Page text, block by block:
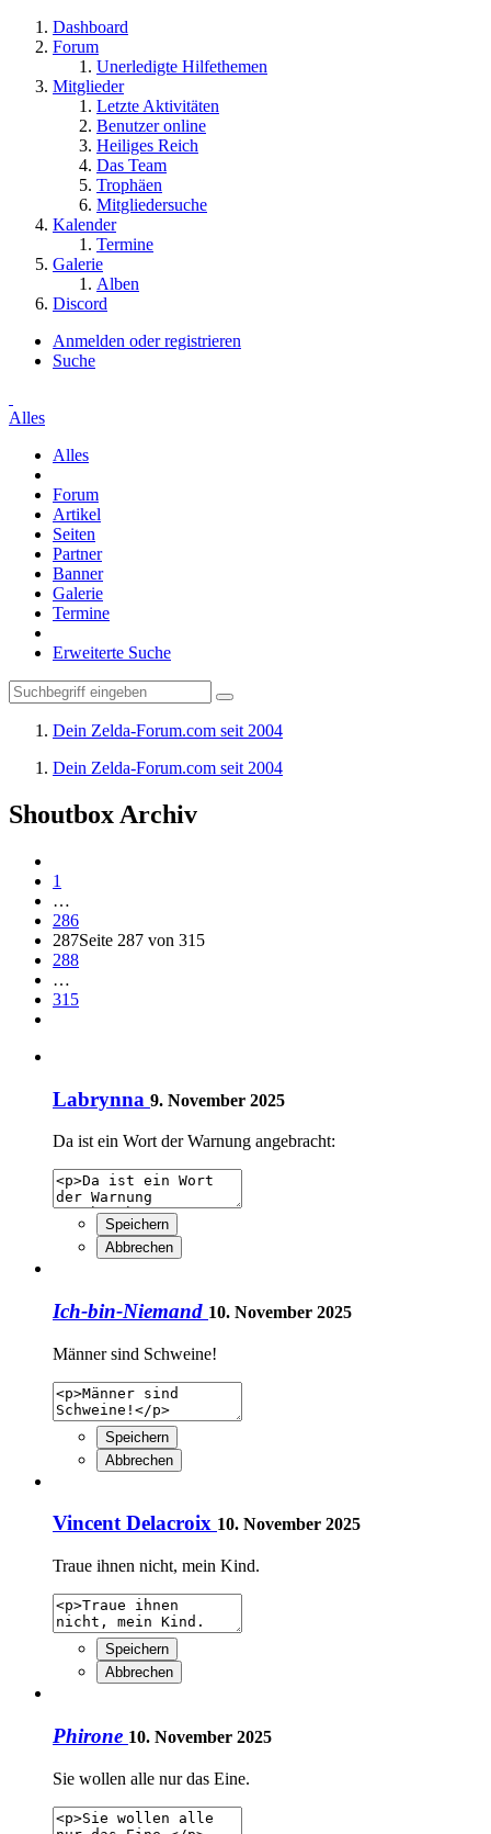
Dashboard
Forum
Unerledigte Hilfethemen
Mitglieder
Letzte Aktivitäten
Benutzer online
Heiliges Reich
Das Team
Trophäen
Mitgliedersuche
Kalender
Termine
Galerie
Alben
Discord
Anmelden oder registrieren
Suche
Alles
Alles
Forum
Artikel
Seiten
Partner
Banner
Galerie
Termine
Erweiterte Suche
Dein Zelda-Forum.com seit 2004
Dein Zelda-Forum.com seit 2004
Shoutbox Archiv
1
…
286
287Seite 287 von 315
288
…
315
Labrynna 9. November 2025
Da ist ein Wort der Warnung angebracht:
Speichern
Abbrechen
Ich-bin-Niemand 10. November 2025
Männer sind Schweine!
Speichern
Abbrechen
Vincent Delacroix 10. November 2025
Traue ihnen nicht, mein Kind.
Speichern
Abbrechen
Phirone 10. November 2025
Sie wollen alle nur das Eine.